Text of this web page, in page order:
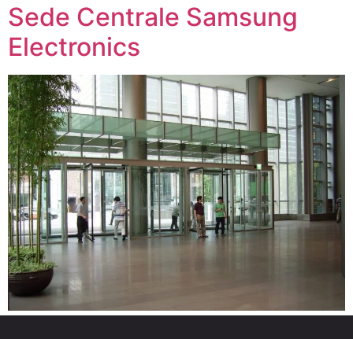
Sede Centrale Samsung
Electronics